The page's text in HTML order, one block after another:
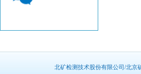
北矿检测技术股份有限公司/北